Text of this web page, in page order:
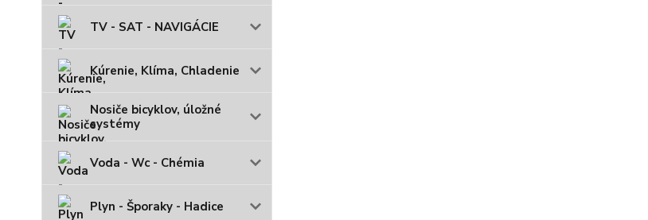
TV - SAT - NAVIGÁCIE
Kúrenie, Klíma, Chladenie
Nosiče bicyklov, úložné
systémy
Voda - Wc - Chémia
Plyn - Šporaky - Hadice